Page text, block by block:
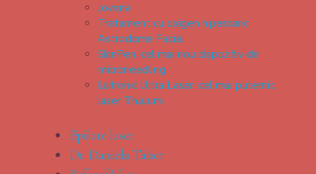
Jovena
Tratament cu oxigen hiperbaric
Astrodome Facial
SkinPen, cel mai nou dispozitiv de
microneedling
Lutronic Ultra Laser, cel mai puternic
laser Thulium
Epilare laser
Dr. Daniela Taher